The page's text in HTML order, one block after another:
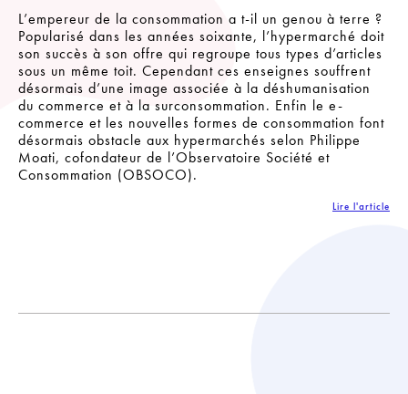
L’empereur de la consommation a t-il un genou à terre ?
Popularisé dans les années soixante, l’hypermarché doit
son succès à son offre qui regroupe tous types d’articles
sous un même toit. Cependant ces enseignes souffrent
désormais d’une image associée à la déshumanisation
du commerce et à la surconsommation. Enfin le e-
commerce et les nouvelles formes de consommation font
désormais obstacle aux hypermarchés selon Philippe
Moati, cofondateur de l’Observatoire Société et
Consommation (OBSOCO).
Lire l'article